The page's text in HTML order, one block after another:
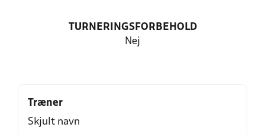
TURNERINGSFORBEHOLD
Nej
Træner
Skjult navn